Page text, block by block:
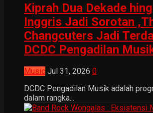
Kiprah Dua Dekade
Inggris Jadi Sorotan
Changcuters Jadi
DCDC Pengadilan
Music Jul 31, 2026 0
DCDC Pengadilan Musik adalah
dalam rangka...